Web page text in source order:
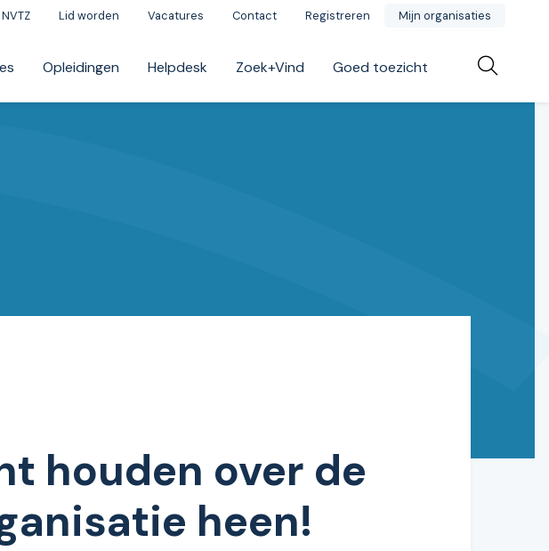
Lid worden Vacatures Contact Registreren Mijn organisaties
Opleidingen Helpdesk Zoek+Vind Goed toezicht
houden over de
heen!